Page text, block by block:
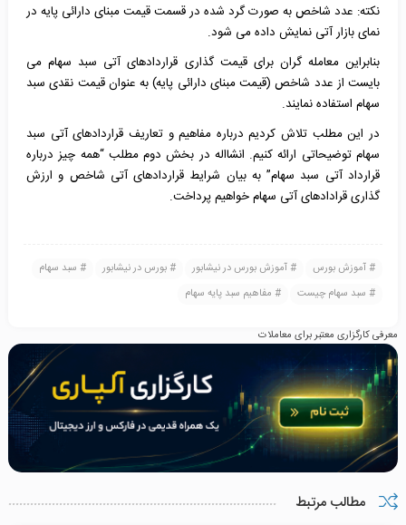
نکته: عدد شاخص به صورت گرد شده در قسمت قیمت مبنای دارائی پایه در
نمای بازار آتی نمایش داده می شود.
بنابراین معامله گران برای قیمت گذاری قراردادهای آتی سبد سهام می
بایست از عدد شاخص (قیمت مبنای دارائی پایه) به عنوان قیمت نقدی سبد
سهام استفاده نمایند.
در این مطلب تلاش کردیم درباره مفاهیم و تعاریف قراردادهای آتی سبد
سهام توضیحاتی ارائه کنیم. انشااله در بخش دوم مطلب “همه چیز درباره
قرارداد آتی سبد سهام” به بیان شرایط قراردادهای آتی شاخص و ارزش
گذاری قرادادهای آتی سهام خواهیم پرداخت.
آموزش بورس آموزش بورس در نیشابور بورس در نیشابور
سبد سهام
سبد سهام چیست
مفاهیم سبد پایه سهام
معرفی کارگزاری معتبر برای معاملات
مطالب مرتبط